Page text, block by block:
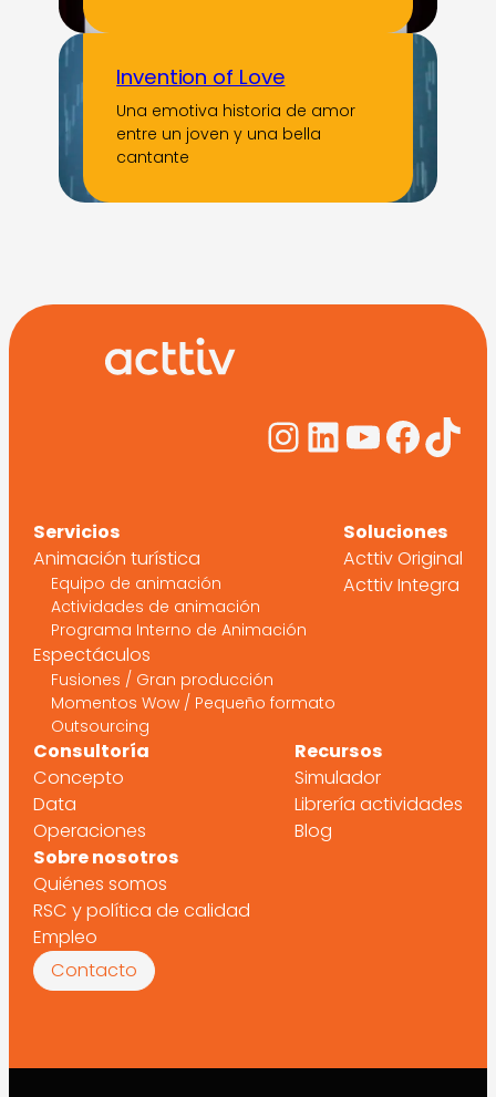
Invention of Love
Una emotiva historia de amor
entre un joven y una bella
cantante
Instagram
LinkedIn
Servicios
Animación turística
Equipo de animación
Actividades de animación
Programa Interno de Animación
Espectáculos
Fusiones / Gran producción
Momentos Wow / Pequeño formato
Outsourcing
Soluciones
Acttiv Original
Acttiv Integra
Consultoría
Concepto
Data
Operaciones
Recursos
Simulador
Librería actividades
Blog
Sobre nosotros
Quiénes somos
RSC y política de calidad
Empleo
Contacto